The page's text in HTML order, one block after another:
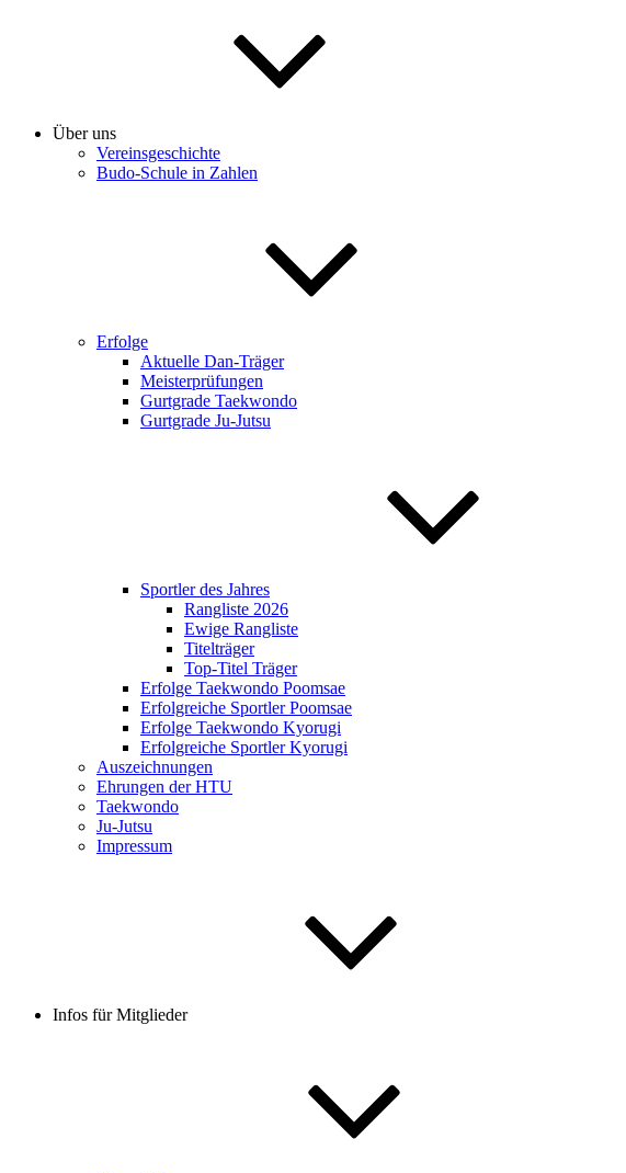
Über uns
Vereinsgeschichte
Budo-Schule in Zahlen
Erfolge
Aktuelle Dan-Träger
Meisterprüfungen
Gurtgrade Taekwondo
Gurtgrade Ju-Jutsu
Sportler des Jahres
Rangliste 2026
Ewige Rangliste
Titelträger
Top-Titel Träger
Erfolge Taekwondo Poomsae
Erfolgreiche Sportler Poomsae
Erfolge Taekwondo Kyorugi
Erfolgreiche Sportler Kyorugi
Auszeichnungen
Ehrungen der HTU
Taekwondo
Ju-Jutsu
Impressum
Infos für Mitglieder